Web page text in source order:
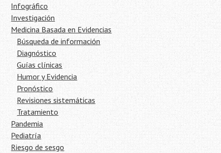
Infográfico
Investigación
Medicina Basada en Evidencias
Búsqueda de información
Diagnóstico
Guías clínicas
Humor y Evidencia
Pronóstico
Revisiones sistemáticas
Tratamiento
Pandemia
Pediatría
Riesgo de sesgo